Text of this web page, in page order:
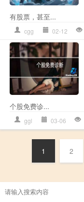
有股票，甚至...
cgg 02-12
个股免费诊...
ggl 03-06
1 2